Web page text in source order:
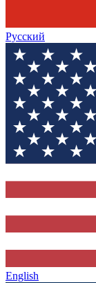
Русский
English